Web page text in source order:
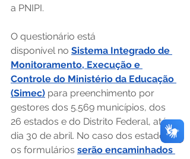
a PNIPI.
O questionário está
disponível no Sistema Integrado de
Monitoramento, Execução e
Controle do Ministério da Educação
(Simec) para preenchimento por
gestores dos 5.569 municípios, dos
26 estados e do Distrito Federal, até o
dia 30 de abril. No caso dos estados,
os formulários serão encaminhados